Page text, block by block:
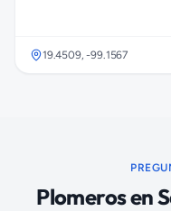
19.4509,-99.1567
Plomerosen